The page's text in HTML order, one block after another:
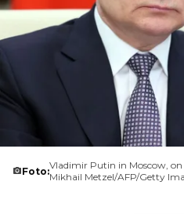
Foto:Vladimir Putin in Moscow,
Mikhail Metzel/AFP/Getty